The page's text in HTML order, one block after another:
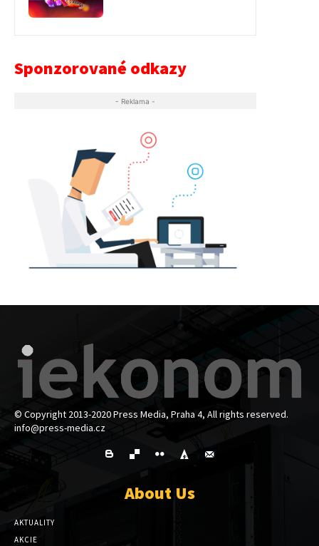
Sponzorované odkazy
- Reklama -
© Copyright 2013-2020 Press Media, Praha 4, All rights reserved.
info@press-media.cz
About Us
AKTUALITY
AKCIE